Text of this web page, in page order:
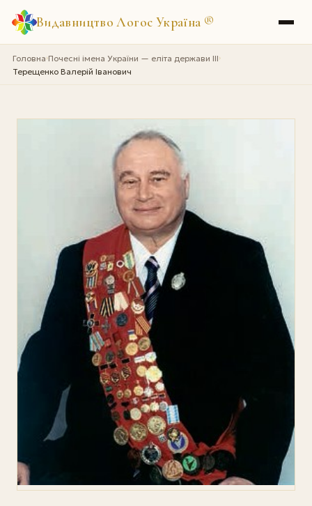
Видавництво Логос Україна ®
Головна›Почесні імена України — еліта держави III›
Терещенко Валерій Іванович